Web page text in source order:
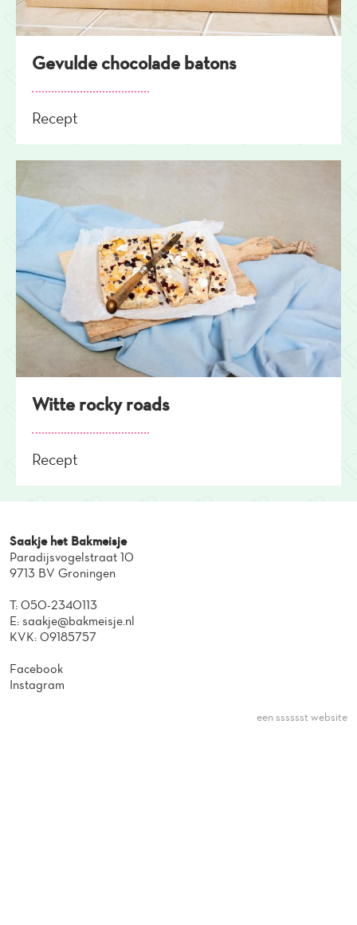
Gevulde chocolade batons
Recept
Witte rocky roads
Recept
Saakje het Bakmeisje
Paradijsvogelstraat 10
9713 BV Groningen
T: 050-2340113
E: saakje@bakmeisje.nl
KVK: 09185757
Facebook
Instagram
een sssssst website